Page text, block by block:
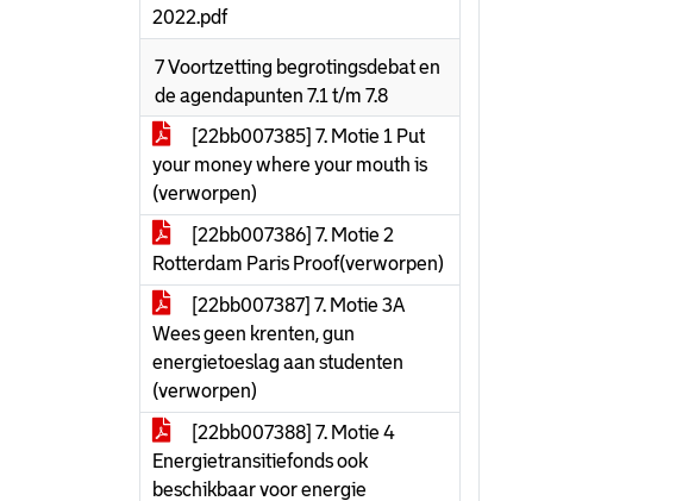
2022.pdf
7 Voortzetting begrotingsdebat en
de agendapunten 7.1 t/m 7.8
[22bb007385] 7. Motie 1 Put
your money where your mouth is
(verworpen)
[22bb007386] 7. Motie 2
Rotterdam Paris Proof(verworpen)
[22bb007387] 7. Motie 3A
Wees geen krenten, gun
energietoeslag aan studenten
(verworpen)
[22bb007388] 7. Motie 4
Energietransitiefonds ook
beschikbaar voor energie